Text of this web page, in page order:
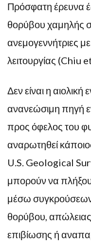
Πρόσφατη έρευνα
θορύβου χαμηλής
ανεμογεννήτριες
λειτουργίας (Chiu
Δεν είναι η αιολική
ανανεώσιμη πηγή
προς όφελος του
αναρωτηθεί
U.S. Geological
μπορούν να
μέσω
θορύβου,
επιβίωσης ή